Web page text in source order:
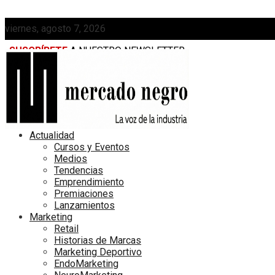
viernes, agosto 7, 2026
SUSCRÍBETE A NUESTRO NEWSLETTER
MEDIAKIT
Actualidad
Cursos y Eventos
Medios
Tendencias
Emprendimiento
Premiaciones
Lanzamientos
Marketing
Retail
Historias de Marcas
Marketing Deportivo
EndoMarketing